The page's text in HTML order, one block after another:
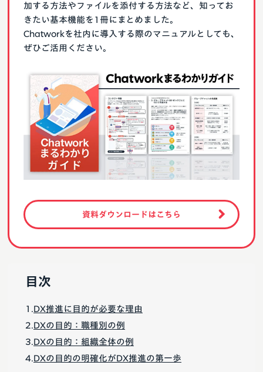
加する方法やファイルを添付する方法など、知ってお
きたい基本機能を1冊にまとめました。
Chatworkを社内に導入する際のマニュアルとしても、
ぜひご活用ください。
資料ダウンロードはこちら
目次
DX推進に目的が必要な理由
DXの目的：職種別の例
DXの目的：組織全体の例
DXの目的の明確化がDX推進の第一歩